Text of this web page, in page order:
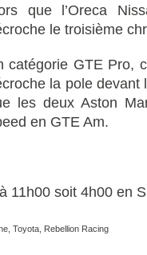
que l’Oreca
le troisième
catégorie GTE Pro,
la pole devant
les deux Aston
en GTE Am.
11h00 soit 4h00 en
Toyota, Rebellion Racing